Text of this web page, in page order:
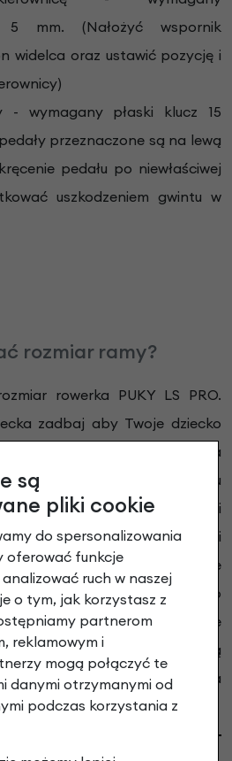
5 mm. (Nałożyć wspornik
widelca oraz ustawić pozycję i
- wymagany płaski klucz 15
przeznaczone są na lewą
pedału po niewłaściwej
uszkodzeniem gwintu w
rozmiar ramy?
rowerka PUKY LS PRO.
zadbaj aby Twoje dziecko
wysokość ramy, to wpływa na
Pozycja dziecka na rowerku
stabilna i
Państwu trzy możliwości
rowerka PUKY. Zawsze
długości nogi, jako
wskaźnik. Jeżeli zmierzenie
nogi nie jest możliwe, mogą
wzrost lub wiek dziecka
odpowiedniego rowerka.
są
pliki cookie
do spersonalizowania
oferować funkcje
ruch w naszej
o tym, jak korzystasz z
partnerom
reklamowym i
mogą połączyć te
danymi otrzymanymi od
podczas korzystania z